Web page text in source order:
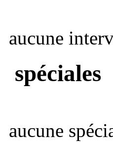
aucune
spéciales
aucune